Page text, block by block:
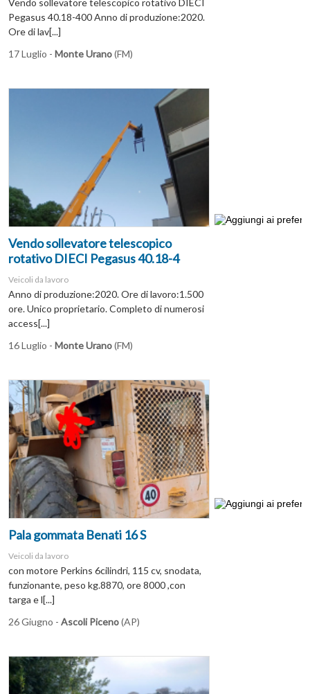
Vendo sollevatore telescopico rotativo DIECI
Pegasus 40.18-400 Anno di produzione:2020.
Ore di lav[...]
17 Luglio - Monte Urano(FM)
Vendo sollevatore telescopico
rotativo DIECI Pegasus 40.18-4
Veicoli da lavoro
Anno di produzione:2020. Ore di lavoro:1.500
ore. Unico proprietario. Completo di numerosi
access[...]
16 Luglio - Monte Urano(FM)
Pala gommata Benati 16 S
Veicoli da lavoro
con motore Perkins 6cilindri, 115 cv, snodata,
funzionante, peso kg.8870, ore 8000 ,con
targa e l[...]
26 Giugno - Ascoli Piceno(AP)